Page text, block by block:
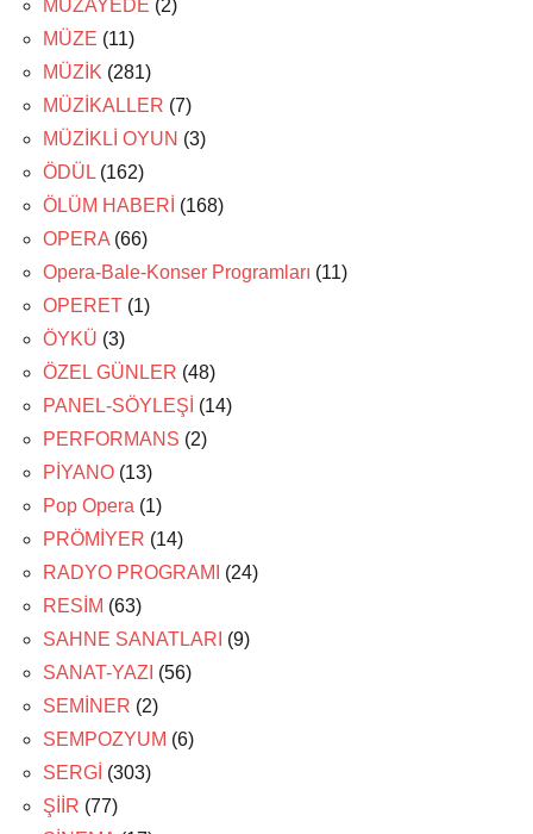
MÜZAYEDE (2)
MÜZE (11)
MÜZİK (281)
MÜZİKALLER (7)
MÜZİKLİ OYUN (3)
ÖDÜL (162)
ÖLÜM HABERİ (168)
OPERA (66)
Opera-Bale-Konser Programları (11)
OPERET (1)
ÖYKÜ (3)
ÖZEL GÜNLER (48)
PANEL-SÖYLEŞİ (14)
PERFORMANS (2)
PİYANO (13)
Pop Opera (1)
PRÖMİYER (14)
RADYO PROGRAMI
(24)
RESİM (63)
SAHNE SANATLARI (9)
SANAT-YAZI (56)
SEMİNER (2)
SEMPOZYUM (6)
SERGİ (303)
ŞİİR (77)